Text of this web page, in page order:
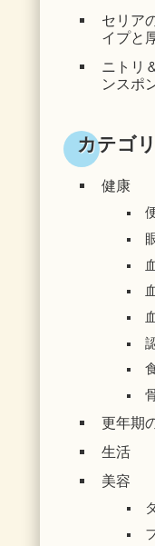
セリア
イプと
ニトリ
ンスポ
カテゴ
健康
更年期
生活
美容